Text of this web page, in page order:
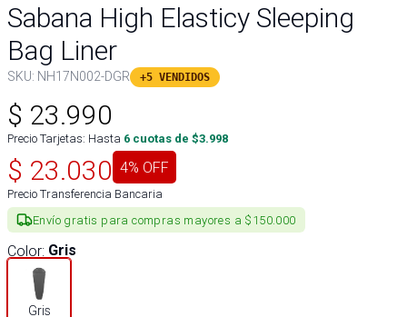
Sabana High Elasticy Sleeping
Bag Liner
SKU: NH17N002-DGR +5 VENDIDOS
$ 23.990
Precio Tarjetas: Hasta 6 cuotas de $3.998
$ 23.030 4% OFF
Precio Transferencia Bancaria
Envío gratis para compras mayores a $150.000
Color: Gris
Gris